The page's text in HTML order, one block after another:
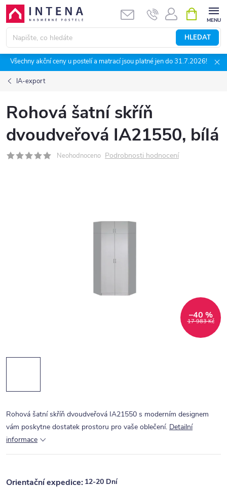
Přejít
obsah
HLEDAT
NÁKUPNÍ
KOŠÍK
Všechny akční ceny u postelí a matrací jsou platné jen do 31.7.2026!
IA-export
Rohová šatní skříň
dvoudveřová IA21550, bílá
Neohodnoceno Podrobnosti hodnocení
17 983 Kč
–40 %
Rohová šatní skříň dvoudveřová IA21550 s moderním designem
vám poskytne dostatek prostoru pro vaše oblečení. Detailní
informace
12-20 Dní